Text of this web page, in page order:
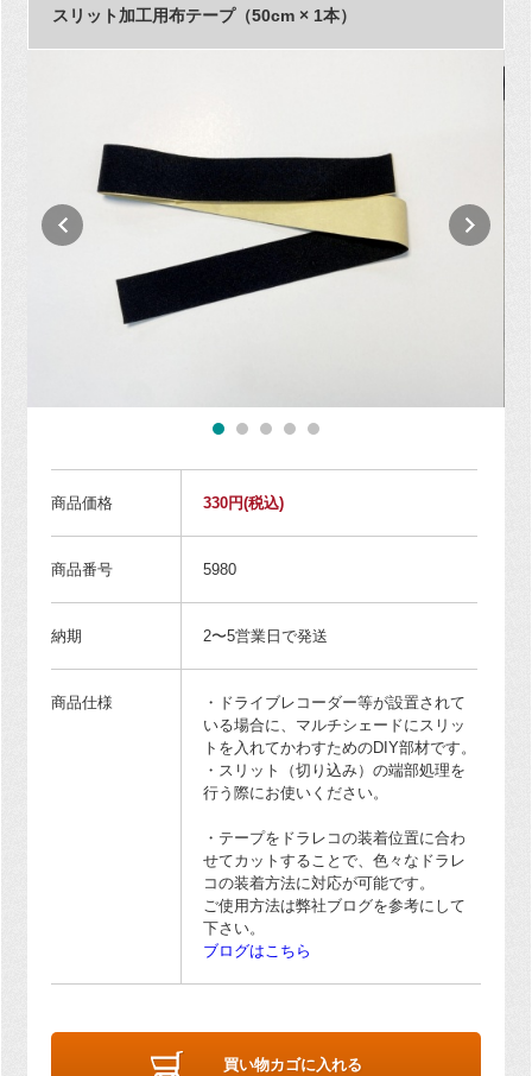
スリット加工用布テープ（50cm × 1本）
商品価格 330円(税込)
商品番号 5980
納期 2〜5営業日で発送
商品仕様
・ドライブレコーダー等が設置されて
いる場合に、マルチシェードにスリッ
トを入れてかわすためのDIY部材です。
・スリット（切り込み）の端部処理を
行う際にお使いください。
・テープをドラレコの装着位置に合わ
せてカットすることで、色々なドラレ
コの装着方法に対応が可能です。
ご使用方法は弊社ブログを参考にして
下さい。
ブログはこちら
買い物カゴに入れる